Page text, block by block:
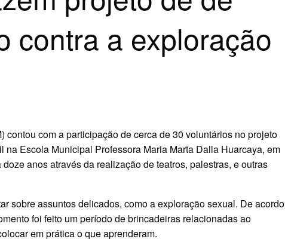
contra a exploração
contou com a participação de cerca de 30 voluntários no projeto
Escola Municipal Professora Maria Marta Dalla Huarcaya, em
anos através da realização de teatros, palestras, e outras
sobre assuntos delicados, como a exploração sexual. De acordo
foi feito um período de brincadeiras relacionadas ao
em prática o que aprenderam.